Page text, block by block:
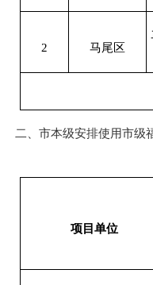
2 马尾区
二、市本级安排使用市级
项目单位